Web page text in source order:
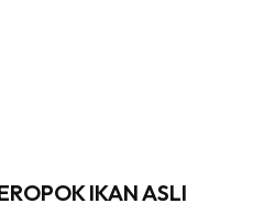
IKAN ASLI